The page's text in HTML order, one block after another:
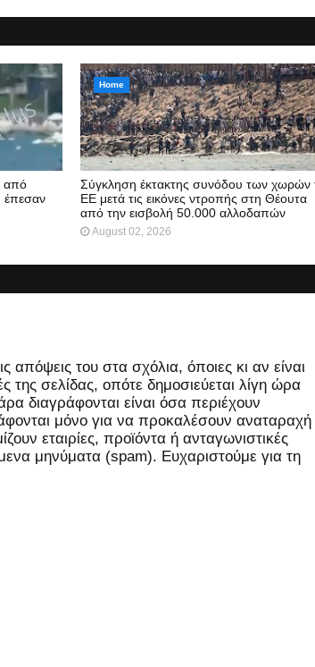
από
έπεσαν
Home
Σύγκληση έκτακτης συνόδου των χωρών
ΕΕ μετά τις εικόνες ντροπής στη Θέουτα
από την εισβολή 50.000 αλλοδαπών
August 02, 2026
του στα σχόλια, όποιες κι αν είναι
της σελίδας, οπότε δημοσιεύεται λίγη ώρα
διαγράφονται είναι όσα περιέχουν
μόνο για να προκαλέσουν αναταραχή
εταιρίες, προϊόντα ή ανταγωνιστικές
μηνύματα (spam). Ευχαριστούμε για τη